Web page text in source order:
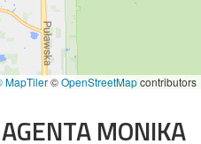
MapTiler©OpenStreetMapcontributors
MONIKA